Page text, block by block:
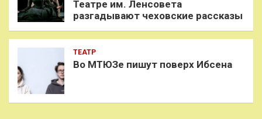
Театре им. Ленсовета
разгадывают чеховские рассказы
ТЕАТР
Во МТЮЗе пишут поверх Ибсена